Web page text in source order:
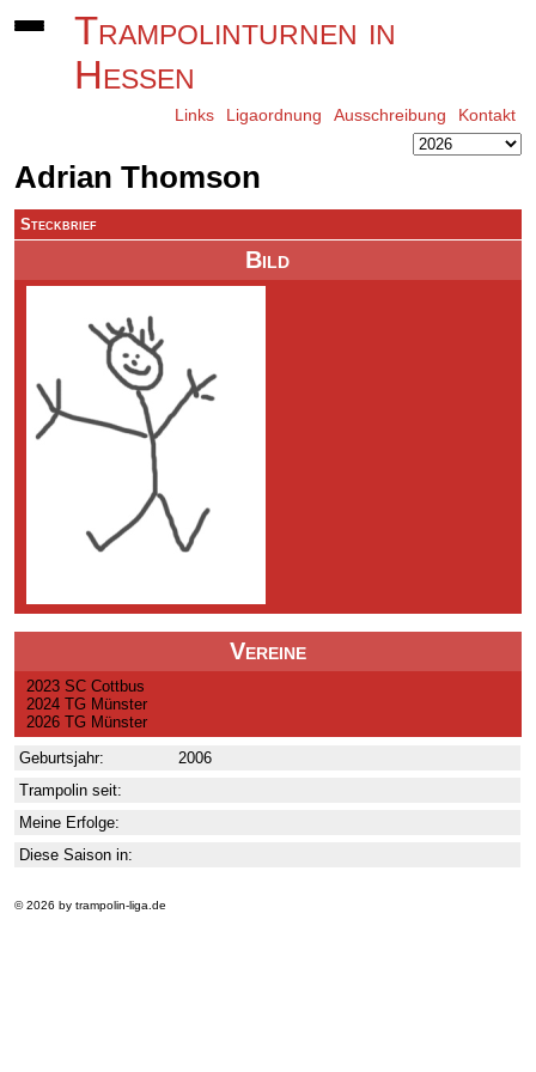
Trampolinturnen in
Hessen
Links Ligaordnung Ausschreibung Kontakt
Adrian Thomson
Bild
Vereine
2023 SC Cottbus
2024 TG Münster
2026 TG Münster
Steckbrief
Geburtsjahr:
2006
Trampolin seit:
Meine Erfolge:
Diese Saison in:
© 2026 by trampolin-liga.de